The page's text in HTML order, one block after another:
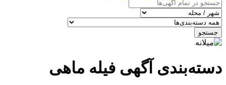
جستجو
دسته‌بندی آگهی فیله ماهی